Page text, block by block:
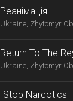
Реанімація
Ukraine, Zhytomyr
Return To The
Ukraine, Zhytomyr
"Stop Narcotics"